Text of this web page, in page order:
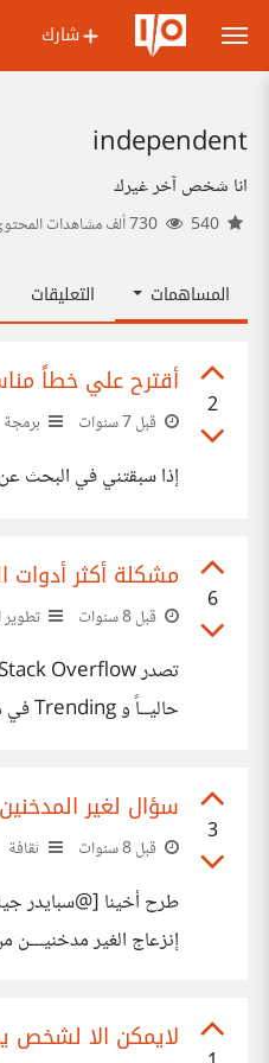
شارك
independent
انا شخص آخر غيرك
المساهمات التعليقات
2
أقترح علي خطاً
قبل 7 سنوات برمجة
إذا سبقتني في البحث
6
مشكلة أكثر أدوات
قبل 8 سنوات تطوير
3
سؤال لغير
قبل 8 سنوات ثقافة
طرح أخينا [@سبايدر
إنزعاج الغير مدخنيـــن
لايمكن الا لشخص